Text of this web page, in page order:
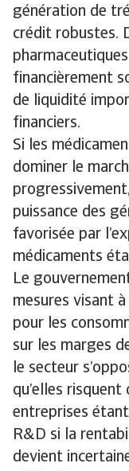
génération de
crédit robustes.
financièrement
de liquidité
financiers.
Si les
dominer le
puissance des
favorisée par
médicaments
Le
mesures visant
pour les
sur les marges
le secteur
qu’elles risquent
entreprises
R&D si la
devient